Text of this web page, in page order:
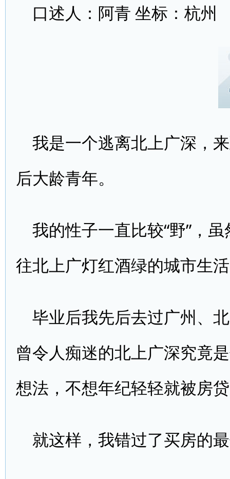
口述人：阿青 坐标：杭州
我是一个逃离北上广深，
后大龄青年。
我的性子一直比较“野”，
往北上广灯红酒绿的城市生
毕业后我先后去过广州、
曾令人痴迷的北上广深究竟
想法，不想年纪轻轻就被房
就这样，我错过了买房的